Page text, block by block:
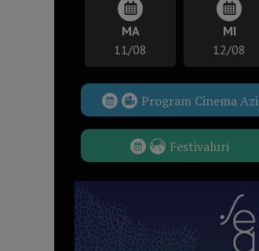
MA
11/08
MI
12/08
Program Cinema Azi
Festivaluri